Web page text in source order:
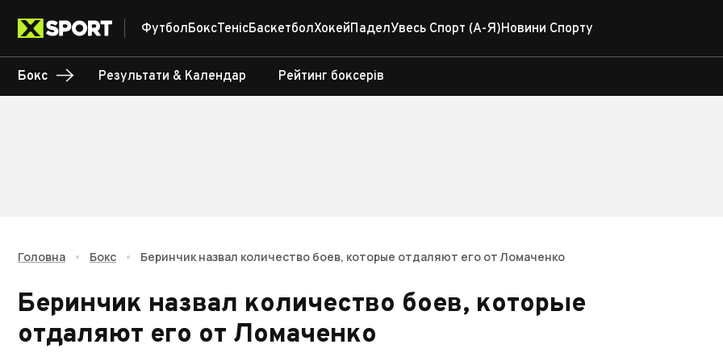
ФутболБоксТенісБаскетболХокейПаделУвесь Спорт (А-Я)Новини Спорту
Бокс Результати & Календар Рейтинг боксерів
Головна • Бокс • Беринчик назвал количество боев, которые отдаляют его от Ломаченко
Беринчик назвал количество боев, которые
отдаляют его от Ломаченко